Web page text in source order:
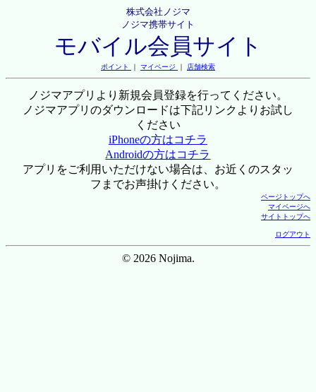
株式会社ノジマ
ノジマ携帯サイト
モバイル会員サイト
ポイント ｜ マイページ ｜ 店舗検索
ノジマアプリより新規会員登録を行ってください。
ノジマアプリのダウンロードは下記リンクよりお試し
ください
iPhoneの方はコチラ
Androidの方はコチラ
アプリをご利用いただけない場合は、お近くのスタッ
フまでお声掛けください。
ページトップへ
マイページへ
サイトトップへ
ログアウト
© 2026 Nojima.